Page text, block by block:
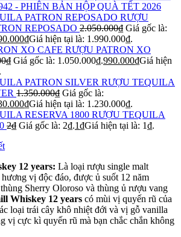
- PHIÊN BẢN HỘP QUÀ TẾT 2026
RƯỢU
REPOSADO 2.050.000₫ Giá gốc là:
₫Giá hiện tại là: 1.990.000₫.
RƯỢU PATRON XO
₫ Giá gốc là: 1.050.000₫.990.000₫Giá hiện
RƯỢU TEQUILA
1.350.000₫ Giá gốc là:
₫Giá hiện tại là: 1.230.000₫.
RƯỢU TEQUILA
2₫ Giá gốc là: 2₫.1₫Giá hiện tại là: 1₫.
12 years: Là loại rượu single malt
vị độc đáo, được ủ suốt 12 năm
Sherry Oloroso và thùng ủ rượu vang
Whiskey 12 years có mùi vị quyến rũ của
loại trái cây khô nhiệt đới và vị gỗ vanilla
vị cực kì quyến rũ mà bạn chắc chắn không